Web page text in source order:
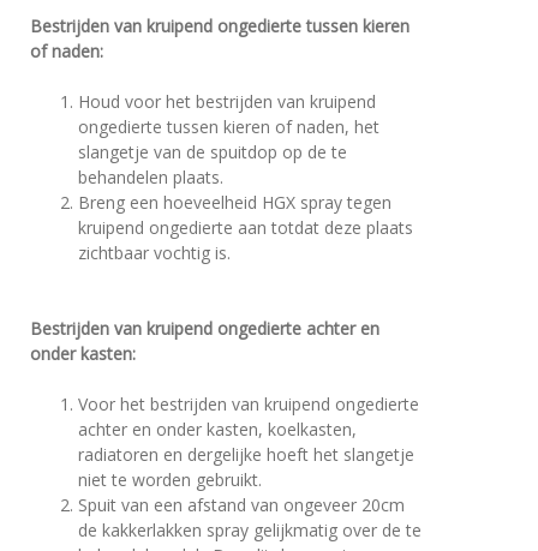
Bestrijden van kruipend ongedierte tussen kieren
of naden:
Houd voor het bestrijden van kruipend
ongedierte tussen kieren of naden, het
slangetje van de spuitdop op de te
behandelen plaats.
Breng een hoeveelheid HGX spray tegen
kruipend ongedierte aan totdat deze plaats
zichtbaar vochtig is.
Bestrijden van kruipend ongedierte achter en
onder kasten:
Voor het bestrijden van kruipend ongedierte
achter en onder kasten, koelkasten,
radiatoren en dergelijke hoeft het slangetje
niet te worden gebruikt.
Spuit van een afstand van ongeveer 20cm
de kakkerlakken spray gelijkmatig over de te